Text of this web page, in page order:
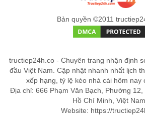
Bản quyền ©2011
tructiep24h.co - Chuyên trang nhận định
đầu Việt Nam. Cập nhật nhanh nhất lịch
xếp hạng, tỷ lệ kèo nhà cái hôm nay
Địa chỉ: 666 Phạm Văn Bạch, Phường
Hồ Chí Minh, Việt Nam
Website: https://